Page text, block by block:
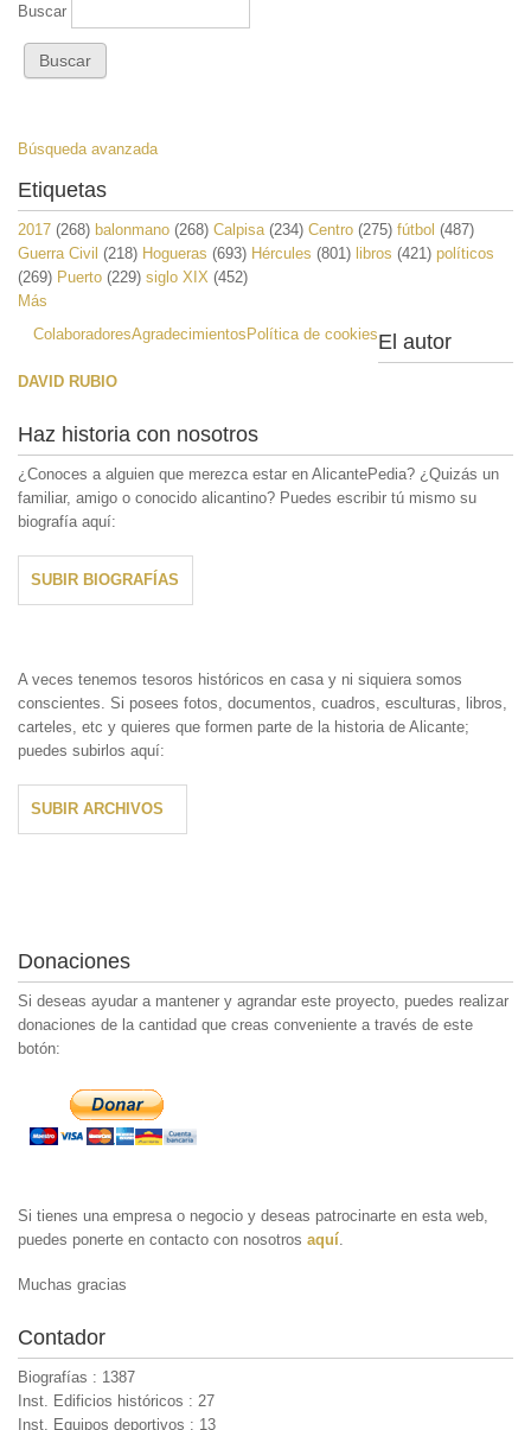
Buscar
Búsqueda avanzada
Etiquetas
2017 (268) balonmano (268) Calpisa(234) Centro (275) fútbol (487)
Guerra Civil (218) Hogueras (693) Hércules (801) libros (421) políticos
(269) Puerto (229) siglo XIX (452)
Más
ColaboradoresAgradecimientos Política de cookiesEl autor
DAVID RUBIO
Haz historia con nosotros
¿Conoces a alguien que merezca estar en AlicantePedia? ¿Quizás un
familiar, amigo o conocido alicantino? Puedes escribir tú mismo su
biografía aquí:
SUBIR BIOGRAFÍAS
A veces tenemos tesoros históricos en casa y ni siquiera somos
conscientes. Si posees fotos, documentos, cuadros, esculturas, libros,
carteles, etc y quieres que formen parte de la historia de Alicante;
puedes subirlos aquí:
SUBIR ARCHIVOS
Donaciones
Si deseas ayudar a mantener y agrandar este proyecto, puedes realizar
donaciones de la cantidad que creas conveniente a través de este
botón:
Si tienes una empresa o negocio y deseas patrocinarte en esta web,
puedes ponerte en contacto con nosotros aquí.
Muchas gracias
Contador
Biografías : 1387
Inst. Edificios históricos : 27
Inst. Equipos deportivos : 13